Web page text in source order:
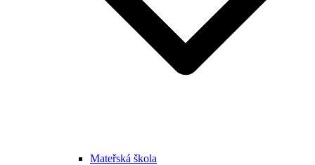
Mateřská škola